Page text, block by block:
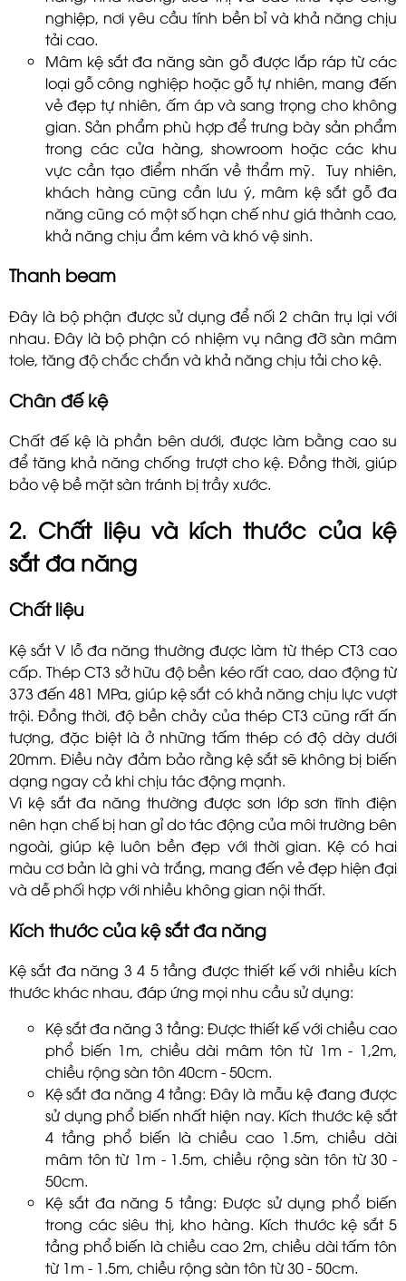
nghiệp, nơi yêu cầu tính bền bỉ và khả năng chịu
tải cao.
Mâm kệ sắt đa năng sàn gỗ được lắp ráp từ các
loại gỗ công nghiệp hoặc gỗ tự nhiên, mang đến
vẻ đẹp tự nhiên, ấm áp và sang trọng cho không
gian. Sản phẩm phù hợp để trưng bày sản phẩm
trong các cửa hàng, showroom hoặc các khu
vực cần tạo điểm nhấn về thẩm mỹ. Tuy nhiên,
khách hàng cũng cần lưu ý, mâm kệ sắt gỗ đa
năng cũng có một số hạn chế như giá thành cao,
khả năng chịu ẩm kém và khó vệ sinh.
Thanh beam
Đây là bộ phận được sử dụng để nối 2 chân trụ lại với
nhau. Đây là bộ phận có nhiệm vụ nâng đỡ sàn mâm
tole, tăng độ chắc chắn và khả năng chịu tải cho kệ.
Chân đế kệ
Chất đế kệ là phần bên dưới, được làm bằng cao su
để tăng khả năng chống trượt cho kệ. Đồng thời, giúp
bảo vệ bề mặt sàn tránh bị trầy xước.
2. Chất liệu và kích thước của kệ
sắt đa năng
Chất liệu
Kệ sắt V lỗ đa năng thường được làm từ thép CT3 cao
cấp. Thép CT3 sở hữu độ bền kéo rất cao, dao động từ
373 đến 481 MPa, giúp kệ sắt có khả năng chịu lực vượt
trội. Đồng thời, độ bền chảy của thép CT3 cũng rất ấn
tượng, đặc biệt là ở những tấm thép có độ dày dưới
20mm. Điều này đảm bảo rằng kệ sắt sẽ không bị biến
dạng ngay cả khi chịu tác động mạnh.
Vì kệ sắt đa năng thường được sơn lớp sơn tĩnh điện
nên hạn chế bị han gỉ do tác động của môi trường bên
ngoài, giúp kệ luôn bền đẹp với thời gian. Kệ có hai
màu cơ bản là ghi và trắng, mang đến vẻ đẹp hiện đại
và dễ phối hợp với nhiều không gian nội thất.
Kích thước của kệ sắt đa năng
Kệ sắt đa năng 3 4 5 tầng được thiết kế với nhiều kích
thước khác nhau, đáp ứng mọi nhu cầu sử dụng:
Kệ sắt đa năng 3 tầng: Được thiết kế với chiều cao
phổ biến 1m, chiều dài mâm tôn từ 1m - 1,2m,
chiều rộng sàn tôn 40cm - 50cm.
Kệ sắt đa năng 4 tầng: Đây là mẫu kệ đang được
sử dụng phổ biến nhất hiện nay. Kích thước kệ sắt
4 tầng phổ biến là chiều cao 1.5m, chiều dài
mâm tôn từ 1m - 1.5m, chiều rộng sàn tôn từ 30 -
50cm.
Kệ sắt đa năng 5 tầng: Được sử dụng phổ biến
trong các siêu thị, kho hàng. Kích thước kệ sắt 5
tầng phổ biến là chiều cao 2m, chiều dài tấm tôn
từ 1m - 1.5m, chiều rộng sàn tôn từ 30 - 50cm.